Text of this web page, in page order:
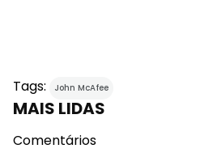
Tags: John McAfee
MAIS LIDAS
Comentários